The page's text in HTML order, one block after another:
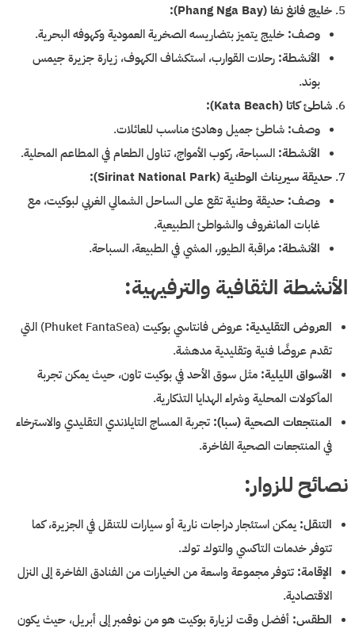
خليج فانغ نغا (Phang Nga Bay):
وصف: خليج يتميز بتضاريسه الصخرية العمودية وكهوفه البحرية.
الأنشطة: رحلات القوارب، استكشاف الكهوف، زيارة جزيرة جيمس
بوند.
شاطئ كاتا (Kata Beach):
وصف: شاطئ جميل وهادئ مناسب للعائلات.
الأنشطة: السباحة، ركوب الأمواج، تناول الطعام في المطاعم المحلية.
حديقة سيريناث الوطنية (Sirinat National Park):
وصف: حديقة وطنية تقع على الساحل الشمالي الغربي لبوكيت، مع
غابات المانغروف والشواطئ الطبيعية.
الأنشطة: مراقبة الطيور، المشي في الطبيعة، السباحة.
الأنشطة الثقافية والترفيهية:
العروض التقليدية:
عروض فانتاسي بوكيت (Phuket FantaSea) التي
تقدم عروضًا فنية وتقليدية مدهشة.
الأسواق الليلية: مثل سوق الأحد في بوكيت تاون، حيث يمكن تجربة
المأكولات المحلية وشراء الهدايا التذكارية.
المنتجعات الصحية (سبا): تجربة المساج التايلاندي التقليدي والاسترخاء
في المنتجعات الصحية الفاخرة.
نصائح للزوار:
التنقل: يمكن استئجار دراجات نارية أو سيارات للتنقل في الجزيرة، كما
تتوفر خدمات التاكسي والتوك توك.
الإقامة: تتوفر مجموعة واسعة من الخيارات من الفنادق الفاخرة إلى النزل
الاقتصادية.
الطقس: أفضل وقت لزيارة بوكيت هو من نوفمبر إلى أبريل، حيث يكون